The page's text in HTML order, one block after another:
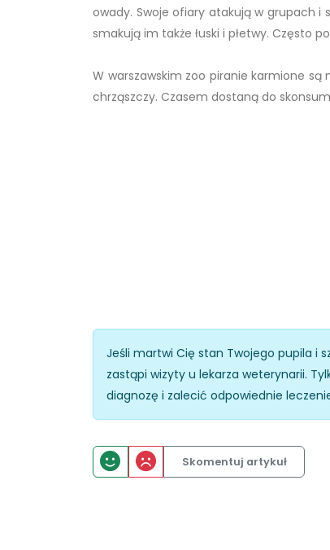
owady. Swoje ofiary atakują w grupach i
smakują im także łuski i płetwy. Często
W warszawskim zoo piranie karmione są
chrząszczy. Czasem dostaną do
Jeśli martwi Cię stan Twojego pupila i
zastąpi wizyty u lekarza weterynarii.
diagnozę i zalecić odpowiednie
Skomentuj artykuł